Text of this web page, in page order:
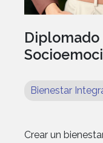
Diplomado
Bienestar
Crear un